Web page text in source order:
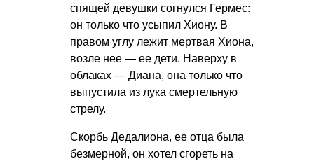
спящей девушки согнулся Гермес:
он только что усыпил Хиону. В
правом углу лежит мертвая Хиона,
возле нее — ее дети. Наверху в
облаках — Диана, она только что
выпустила из лука смертельную
стрелу.
Скорбь Дедалиона, ее отца была
безмерной, он хотел сгореть на